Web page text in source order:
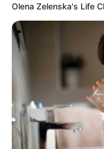
saúde e os dirigentes SUS.
São muitas as
realizam diagnóstico
epidemiológico e
para o processo de
atuação. Graças ao
de órgãos do sistema
federal) ficam sabendo
todas as regiões do
Olena Zelenska's Life